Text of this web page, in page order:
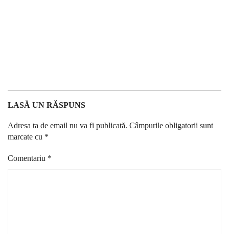
LASĂ UN RĂSPUNS
Adresa ta de email nu va fi publicată. Câmpurile obligatorii sunt
marcate cu *
Comentariu *